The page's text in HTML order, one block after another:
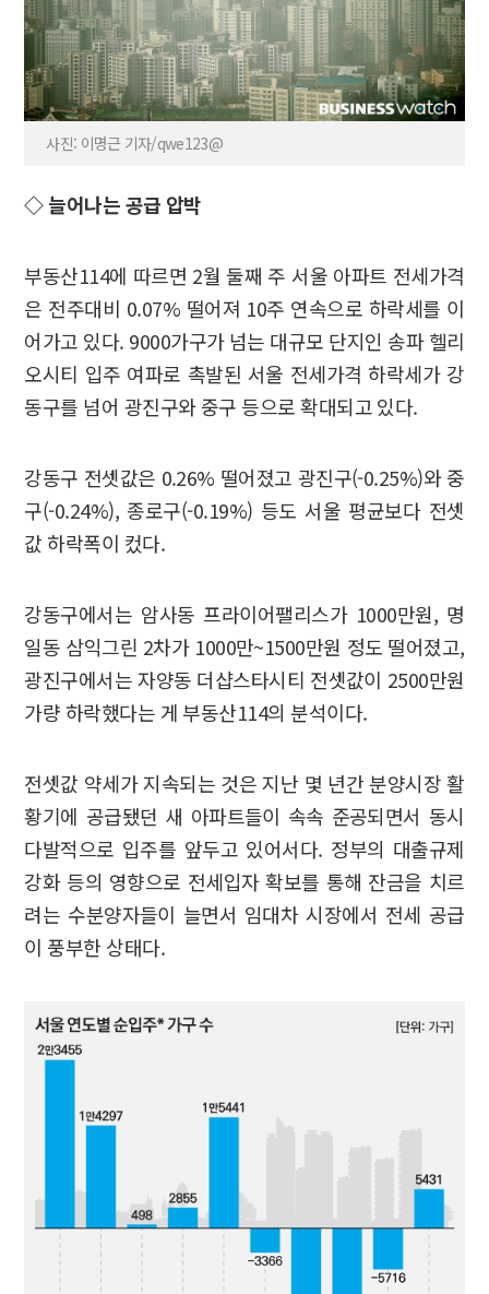
사진: 이명근 기자/qwe123@
◇ 늘어나는 공급 압박
부동산114에 따르면 2월 둘째 주 서울 아파트 전세가격
은 전주대비 0.07% 떨어져 10주 연속으로 하락세를 이
어가고 있다. 9000가구가 넘는 대규모 단지인 송파 헬리
오시티 입주 여파로 촉발된 서울 전세가격 하락세가 강
동구를 넘어 광진구와 중구 등으로 확대되고 있다.
강동구 전셋값은 0.26% 떨어졌고 광진구(-0.25%)와 중
구(-0.24%), 종로구(-0.19%) 등도 서울 평균보다 전셋
값 하락폭이 컸다.
강동구에서는 암사동 프라이어팰리스가 1000만원, 명
일동 삼익그린 2차가 1000만~1500만원 정도 떨어졌고,
광진구에서는 자양동 더샵스타시티 전셋값이 2500만원
가량 하락했다는 게 부동산114의 분석이다.
전셋값 약세가 지속되는 것은 지난 몇 년간 분양시장 활
황기에 공급됐던 새 아파트들이 속속 준공되면서 동시
다발적으로 입주를 앞두고 있어서다. 정부의 대출규제
강화 등의 영향으로 전세입자 확보를 통해 잔금을 치르
려는 수분양자들이 늘면서 임대차 시장에서 전세 공급
이 풍부한 상태다.